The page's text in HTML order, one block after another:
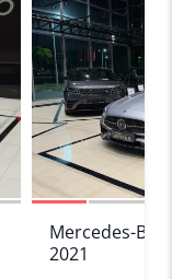
SOLD
1/13
Mercedes-
2021